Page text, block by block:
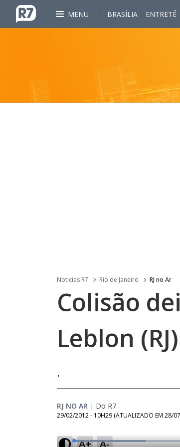
MENU BRASÍLIA ENTRETÊ
Noticias R7 Rio de Janeiro RJ no Ar
Colisão
Leblon (RJ)
.
RJ NO AR | Do R7
29/02/2012 - 10H29 (ATUALIZADO EM 28/
A+ A-L